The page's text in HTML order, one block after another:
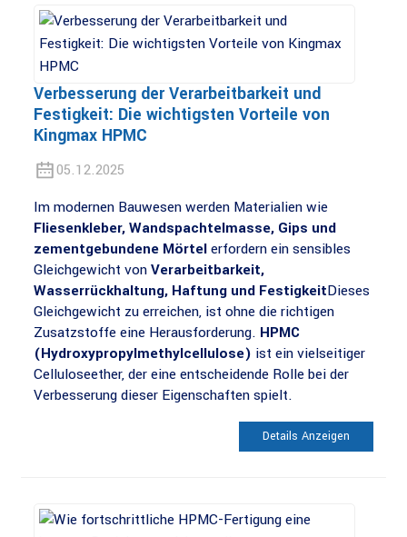
Verbesserung der Verarbeitbarkeit und
Festigkeit: Die wichtigsten Vorteile von
Kingmax HPMC
05.12.2025
Im modernen Bauwesen werden Materialien wie
Fliesenkleber, Wandspachtelmasse, Gips und
zementgebundene Mörtelerfordern ein sensibles
Gleichgewicht vonVerarbeitbarkeit,
Wasserrückhaltung, Haftung und FestigkeitDieses
Gleichgewicht zu erreichen, ist ohne die richtigen
Zusatzstoffe eine Herausforderung. HPMC
(Hydroxypropylmethylcellulose) ist ein vielseitiger
Celluloseether, der eine entscheidende Rolle bei der
Verbesserung dieser Eigenschaften spielt.
Details Anzeigen